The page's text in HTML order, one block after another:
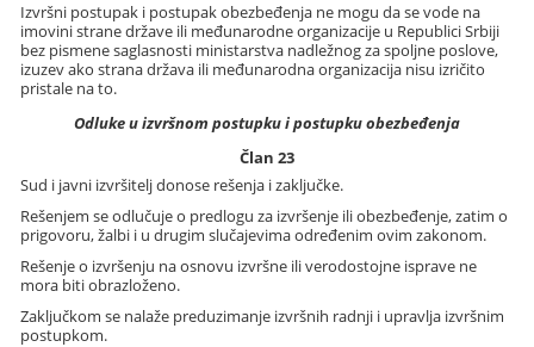
Izvršni postupak i postupak obezbeđenja ne mogu da se vode na
imovini strane države ili međunarodne organizacije u Republici Srbiji
bez pismene saglasnosti ministarstva nadležnog za spoljne poslove,
izuzev ako strana država ili međunarodna organizacija nisu izričito
pristale na to.
Odluke u izvršnom postupku i postupku obezbeđenja
Član 23
Sud i javni izvršitelj donose rešenja i zaključke.
Rešenjem se odlučuje o predlogu za izvršenje ili obezbeđenje, zatim o
prigovoru, žalbi i u drugim slučajevima određenim ovim zakonom.
Rešenje o izvršenju na osnovu izvršne ili verodostojne isprave ne
mora biti obrazloženo.
Zaključkom se nalaže preduzimanje izvršnih radnji i upravlja izvršnim
postupkom.